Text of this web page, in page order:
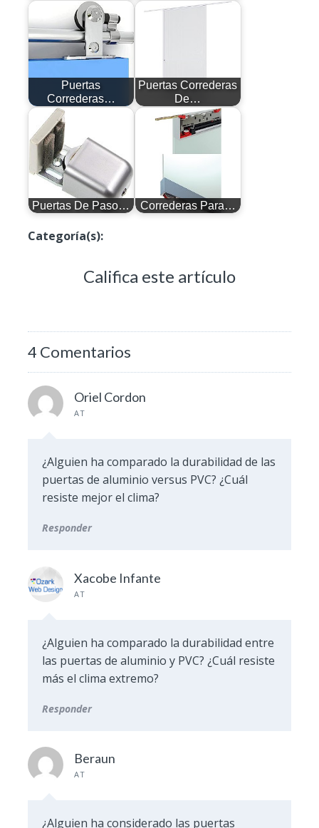
Puertas
Correderas…
Puertas Correderas
De…
Puertas De Paso… Correderas Para…
Categoría(s):Puertas Correderas De Cristal
Califica este artículo
4 Comentarios
Oriel Cordon
AT
¿Alguien ha comparado la durabilidad de las
puertas de aluminio versus PVC? ¿Cuál
resiste mejor el clima?
Responder
Xacobe Infante
AT
¿Alguien ha comparado la durabilidad entre
las puertas de aluminio y PVC? ¿Cuál resiste
más el clima extremo?
Responder
Beraun
AT
¿Alguien ha considerado las puertas